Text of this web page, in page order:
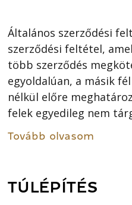
Általános szerződési
szerződési feltétel,
több szerződés
egyoldalúan, a másik
nélkül előre
felek egyedileg nem
Tovább olvasom
TÚLÉPÍTÉS